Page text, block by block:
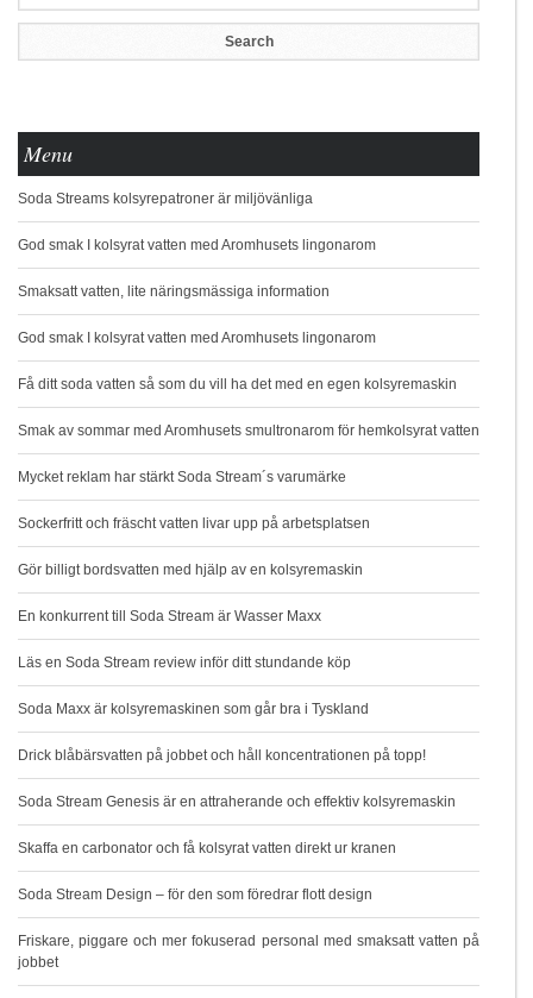
Menu
Soda Streams kolsyrepatroner är miljövänliga
God smak I kolsyrat vatten med Aromhusets lingonarom
Smaksatt vatten, lite näringsmässiga information
God smak I kolsyrat vatten med Aromhusets lingonarom
Få ditt soda vatten så som du vill ha det med en egen kolsyremaskin
Smak av sommar med Aromhusets smultronarom för hemkolsyrat vatten
Mycket reklam har stärkt Soda Stream´s varumärke
Sockerfritt och fräscht vatten livar upp på arbetsplatsen
Gör billigt bordsvatten med hjälp av en kolsyremaskin
En konkurrent till Soda Stream är Wasser Maxx
Läs en Soda Stream review inför ditt stundande köp
Soda Maxx är kolsyremaskinen som går bra i Tyskland
Drick blåbärsvatten på jobbet och håll koncentrationen på topp!
Soda Stream Genesis är en attraherande och effektiv kolsyremaskin
Skaffa en carbonator och få kolsyrat vatten direkt ur kranen
Soda Stream Design – för den som föredrar flott design
Friskare, piggare och mer fokuserad personal med smaksatt vatten på
jobbet